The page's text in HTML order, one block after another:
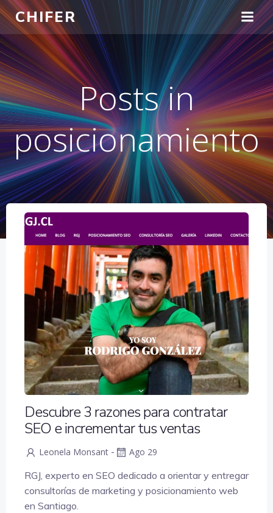
Saltar
contenido
CHIFER
Posts in
posicionamiento
Descubre 3 razones para contratar
SEO e incrementar tus ventas
Leonela Monsant - Ago 29
RGJ, experto en SEO dedicado a orientar y entregar
consultorías de marketing y posicionamiento web
en Santiago.